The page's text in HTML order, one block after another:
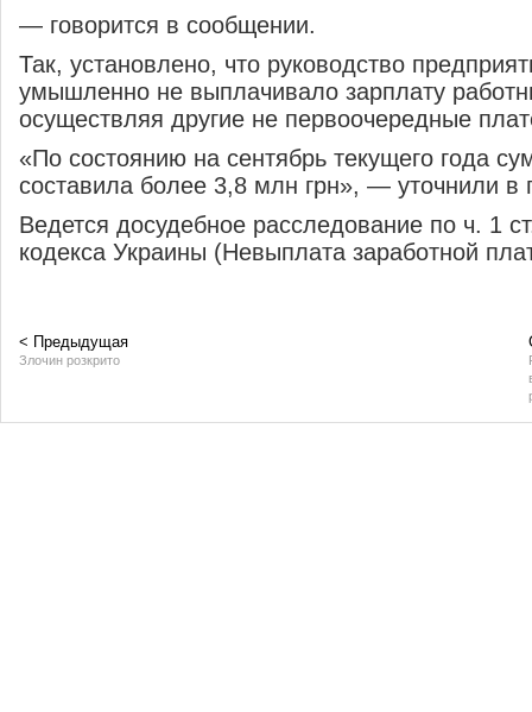
— говорится в сообщении.
Так, установлено, что руководство
умышленно не выплачивало зарплату
осуществляя другие не первоочередные
«По состоянию на сентябрь текущего года
составила более 3,8 млн грн», — уточнили в
Ведется досудебное расследование по ч. 1
кодекса Украины (Невыплата заработной
< Предыдущая
Злочин розкрито